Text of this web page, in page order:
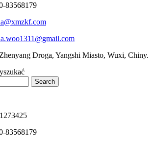
83568179
Droga, Yangshi Miasto, Wuxi, Chiny.
83568179